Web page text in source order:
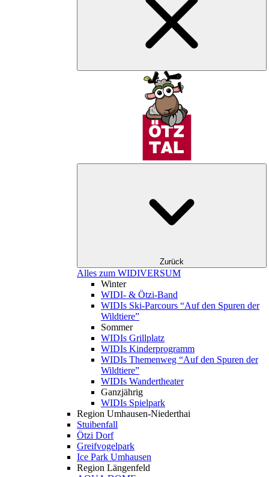
Zurück
Alles zum WIDIVERSUM
Winter
WIDI- & Ötzi-Band
WIDIs Ski-Parcours “Auf den Spuren der
Wildtiere”
Sommer
WIDIs Grillplatz
WIDIs Kinderprogramm
WIDIs Themenweg “Auf den Spuren der
Wildtiere”
WIDIs Wandertheater
Ganzjährig
WIDIs Spielpark
Region Umhausen-Niederthai
Stuibenfall
Ötzi Dorf
Greifvogelpark
Ice Park Umhausen
Region Längenfeld